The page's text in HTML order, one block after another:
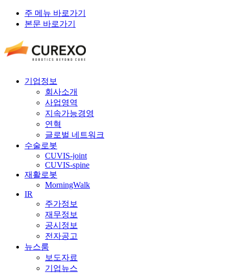
주 메뉴 바로가기
본문 바로가기
기업정보
회사소개
사업영역
지속가능경영
연혁
글로벌 네트워크
수술로봇
CUVIS-joint
CUVIS-spine
재활로봇
MorningWalk
IR
주가정보
재무정보
공시정보
전자공고
뉴스룸
보도자료
기업뉴스